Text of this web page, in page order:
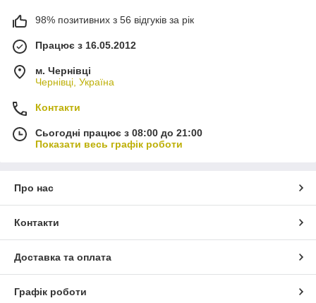
98% позитивних з 56 відгуків за рік
Працює з 16.05.2012
м. Чернівці
Чернівці, Україна
Контакти
Сьогодні працює з 08:00 до 21:00
Показати весь графік роботи
Про нас
Контакти
Доставка та оплата
Графік роботи